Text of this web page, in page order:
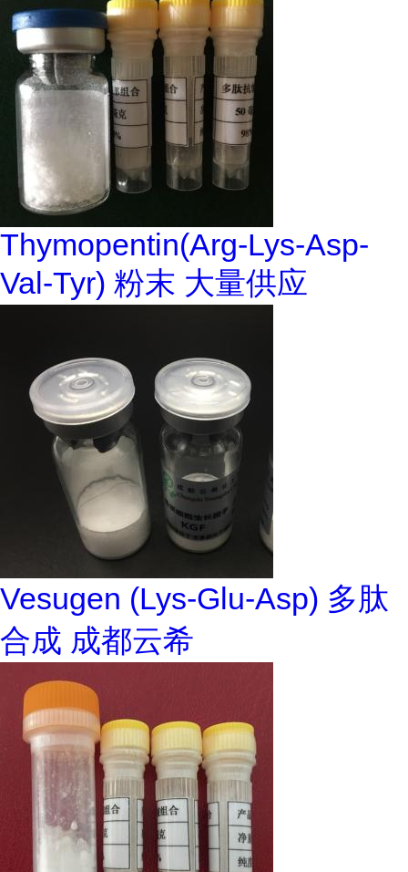
Thymopentin(Arg-Lys-Asp-
Val-Tyr) 粉末 大量供应
Vesugen (Lys-Glu-Asp) 多肽
合成 成都云希